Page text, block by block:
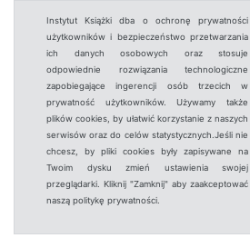
Instytut Książki dba o ochronę prywatności
użytkowników i bezpieczeństwo przetwarzania
ich danych osobowych oraz stosuje
odpowiednie rozwiązania technologiczne
zapobiegające ingerencji osób trzecich w
prywatność użytkowników. Używamy także
plików cookies, by ułatwić korzystanie z naszych
serwisów oraz do celów statystycznych.Jeśli nie
chcesz, by pliki cookies były zapisywane na
Twoim dysku zmień ustawienia swojej
przeglądarki. Kliknij "Zamknij" aby zaakceptować
naszą politykę prywatności.